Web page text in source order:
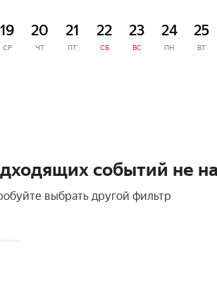
19
СР
20
ЧТ
21
ПТ
22
СБ
23
ВС
24
ПН
25
ВТ
событий не
выбрать другой фильтр